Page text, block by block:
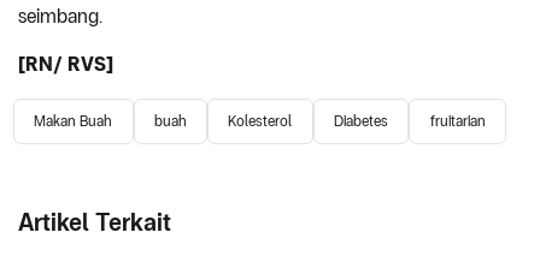
seimbang.
[RN/ RVS]
Makan Buah buah Kolesterol Diabetes fruitarian
Artikel Terkait